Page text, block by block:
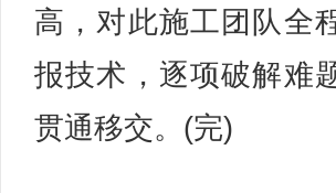
高，对此施工团队全
报技术，逐项破解难
贯通移交。(完)